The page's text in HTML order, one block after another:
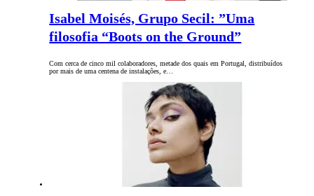
Isabel Moisés, Grupo Secil: ”Uma
filosofia “Boots on the Ground”
Com cerca de cinco mil colaboradores, metade dos quais em Portugal, distribuídos
por mais de uma centena de instalações, e…